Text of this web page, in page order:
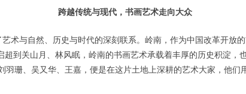
跨越传统与现代，书画艺术走向大众
术与自然、历史与时代的深刻联系。岭南，作为中国改革开放
到关山月、林风眠，岭南的书画艺术承载着丰厚的历史积淀，
珊、吴又华、王嘉，便是在这片土地上深耕的艺术大家，他们